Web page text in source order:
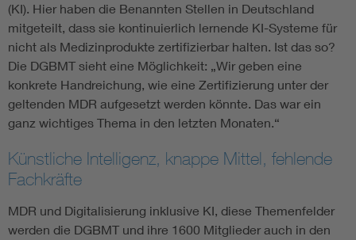
(KI). Hier haben die Benannten Stellen in Deutschland
mitgeteilt, dass sie kontinuierlich lernende KI-Systeme für
nicht als Medizinprodukte zertifizierbar halten. Ist das so?
Die DGBMT sieht eine Möglichkeit: „Wir geben eine
konkrete Handreichung, wie eine Zertifizierung unter der
geltenden MDR aufgesetzt werden könnte. Das war ein
ganz wichtiges Thema in den letzten Monaten.“
Künstliche Intelligenz, knappe Mittel, fehlende
Fachkräfte
MDR und Digitalisierung inklusive KI, diese Themenfelder
werden die DGBMT und ihre 1600 Mitglieder auch in den